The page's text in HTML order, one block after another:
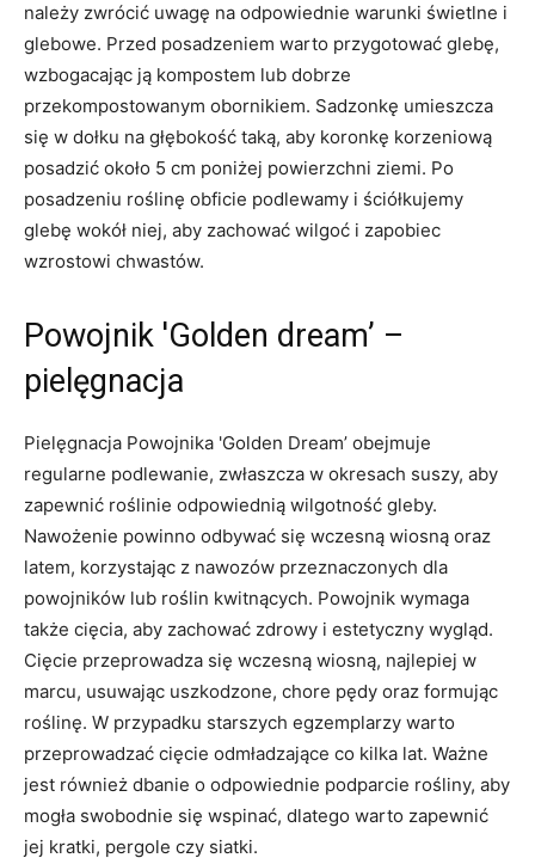
należy zwrócić uwagę na odpowiednie warunki świetlne i
glebowe. Przed posadzeniem warto przygotować glebę,
wzbogacając ją kompostem lub dobrze
przekompostowanym obornikiem. Sadzonkę umieszcza
się w dołku na głębokość taką, aby koronkę korzeniową
posadzić około 5 cm poniżej powierzchni ziemi. Po
posadzeniu roślinę obficie podlewamy i ściółkujemy
glebę wokół niej, aby zachować wilgoć i zapobiec
wzrostowi chwastów.
Powojnik 'Golden dream’ –
pielęgnacja
Pielęgnacja Powojnika 'Golden Dream’ obejmuje
regularne podlewanie, zwłaszcza w okresach suszy, aby
zapewnić roślinie odpowiednią wilgotność gleby.
Nawożenie powinno odbywać się wczesną wiosną oraz
latem, korzystając z nawozów przeznaczonych dla
powojników lub roślin kwitnących. Powojnik wymaga
także cięcia, aby zachować zdrowy i estetyczny wygląd.
Cięcie przeprowadza się wczesną wiosną, najlepiej w
marcu, usuwając uszkodzone, chore pędy oraz formując
roślinę. W przypadku starszych egzemplarzy warto
przeprowadzać cięcie odmładzające co kilka lat. Ważne
jest również dbanie o odpowiednie podparcie rośliny, aby
mogła swobodnie się wspinać, dlatego warto zapewnić
jej kratki, pergole czy siatki.